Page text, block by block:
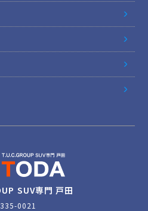
SUV専門 戸田
0021